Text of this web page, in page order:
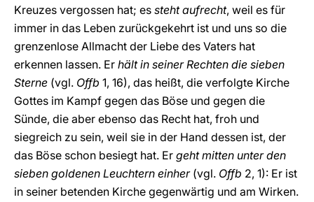
Kreuzes vergossen hat; es steht aufrecht, weil es für
immer in das Leben zurückgekehrt ist und uns so die
grenzenlose Allmacht der Liebe des Vaters hat
erkennen lassen. Er hält in seiner Rechten die sieben
Sterne (vgl. Offb 1, 16), das heißt, die verfolgte Kirche
Gottes im Kampf gegen das Böse und gegen die
Sünde, die aber ebenso das Recht hat, froh und
siegreich zu sein, weil sie in der Hand dessen ist, der
das Böse schon besiegt hat. Er geht mitten unter den
sieben goldenen Leuchtern einher (vgl. Offb 2, 1): Er ist
in seiner betenden Kirche gegenwärtig und am Wirken.